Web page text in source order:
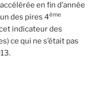
en fin d’année
des pires 4ème
indicateur des
ce qui ne s’était pas